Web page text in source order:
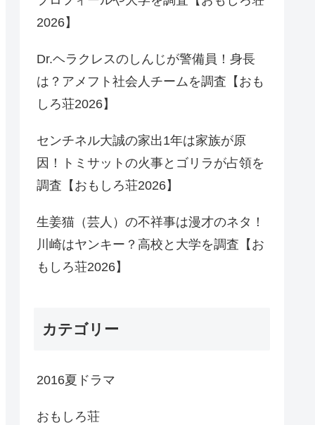
2026】
Dr.ヘラクレスのしんじが警備員！身長
は？アメフト社会人チームを調査【おも
しろ荘2026】
センチネル大誠の家出1年は家族が原
因！トミサットの火事とゴリラが占領を
調査【おもしろ荘2026】
生姜猫（芸人）の不祥事は漫才のネタ！
川崎はヤンキー？高校と大学を調査【お
もしろ荘2026】
カテゴリー
2016夏ドラマ
おもしろ荘